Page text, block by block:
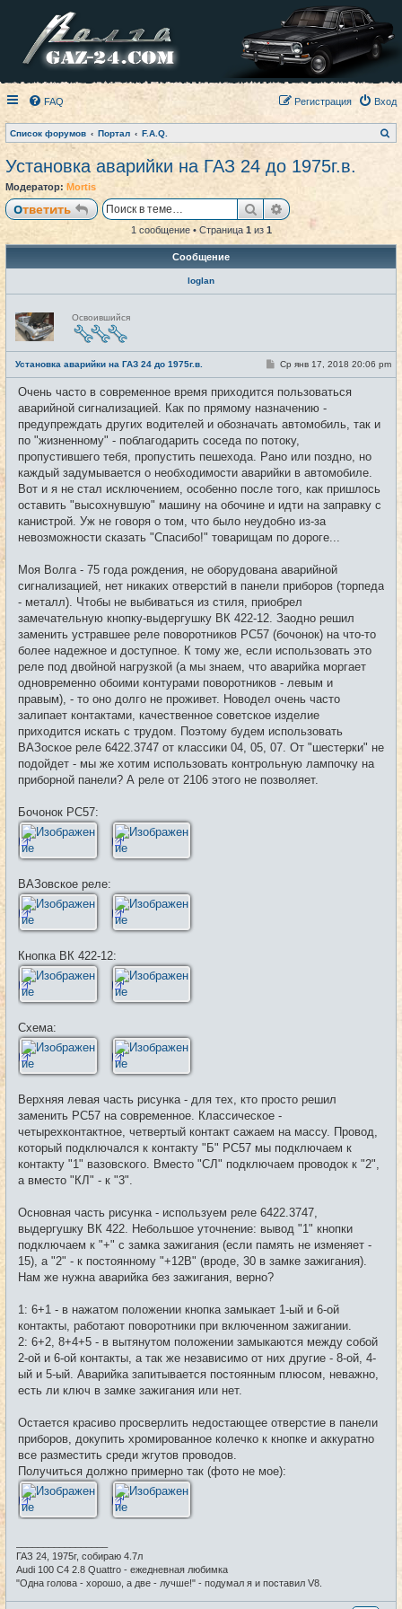
FAQ Вход
Регистрация
Список форумов Портал F.A.Q.
о
Установка аварийки на ГАЗ 24 до 1975г.в.
Модератор: Mortis
Ответить ПоискРасширенный
1 сообщение • Страница 1из 1
Сообщение
loglan
Н
е
в
с
е
т
и
Освоившийся
Установка аварийки на ГАЗ 24 до 1975г.в. #1
С
б
щ
н
и
Ср янв 17, 2018 20:06 pm
Очень часто в современное время приходится пользоваться
аварийной сигнализацией. Как по прямому назначению -
предупреждать других водителей и обозначать автомобиль, так и
по "жизненному" - поблагодарить соседа по потоку,
пропустившего тебя, пропустить пешехода. Рано или поздно, но
каждый задумывается о необходимости аварийки в автомобиле.
Вот и я не стал исключением, особенно после того, как пришлось
оставить "высохнувшую" машину на обочине и идти на заправку с
канистрой. Уж не говоря о том, что было неудобно из-за
невозможности сказать "Спасибо!" товарищам по дороге...
Моя Волга - 75 года рождения, не оборудована аварийной
сигнализацией, нет никаких отверстий в панели приборов (торпеда
- металл). Чтобы не выбиваться из стиля, приобрел
замечательную кнопку-выдергушку ВК 422-12. Заодно решил
заменить устравшее реле поворотников РС57 (бочонок) на что-то
более надежное и доступное. К тому же, если использовать это
реле под двойной нагрузкой (а мы знаем, что аварийка моргает
одновременно обоими контурами поворотников - левым и
правым), - то оно долго не проживет. Новодел очень часто
залипает контактами, качественное советское изделие
приходится искать с трудом. Поэтому будем использовать
ВАЗоское реле 6422.3747 от классики 04, 05, 07. От "шестерки" не
подойдет - мы же хотим использовать контрольную лампочку на
приборной панели? А реле от 2106 этого не позволяет.
Бочонок РС57:
ВАЗовское реле:
Кнопка ВК 422-12:
Схема:
Верхняя левая часть рисунка - для тех, кто просто решил
заменить РС57 на современное. Классическое -
четырехконтактное, четвертый контакт сажаем на массу. Провод,
который подключался к контакту "Б" РС57 мы подключаем к
контакту "1" вазовского. Вместо "СЛ" подключаем проводок к "2",
а вместо "КЛ" - к "3".
Основная часть рисунка - используем реле 6422.3747,
выдергушку ВК 422. Небольшое уточнение: вывод "1" кнопки
подключаем к "+" с замка зажигания (если память не изменяет -
15), а "2" - к постоянному "+12В" (вроде, 30 в замке зажигания).
Нам же нужна аварийка без зажигания, верно?
1: 6+1 - в нажатом положении кнопка замыкает 1-ый и 6-ой
контакты, работают поворотники при включенном зажигании.
2: 6+2, 8+4+5 - в вытянутом положении замыкаются между собой
2-ой и 6-ой контакты, а так же независимо от них другие - 8-ой, 4-
ый и 5-ый. Аварийка запитывается постоянным плюсом, неважно,
есть ли ключ в замке зажигания или нет.
Остается красиво просверлить недостающее отверстие в панели
приборов, докупить хромированное колечко к кнопке и аккуратно
все разместить среди жгутов проводов.
Получиться должно примерно так (фото не мое):
ГАЗ 24, 1975г, собираю 4.7л
Audi 100 C4 2.8 Quattro - ежедневная любимка
"Одна голова - хорошо, а две - лучше!" - подумал я и поставил V8.